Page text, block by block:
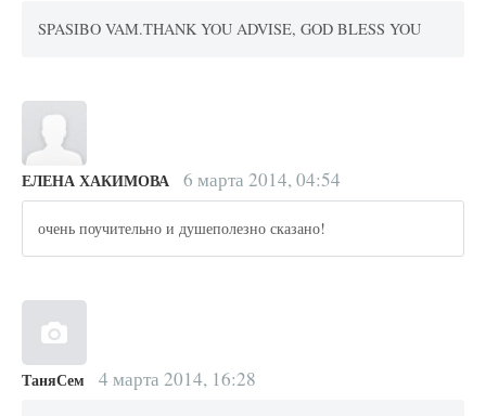
SPASIBO VAM.THANK YOU ADVISE, GOD BLESS YOU
ЕЛЕНА ХАКИМОВА 6 марта 2014, 04:54
очень поучительно и душеполезно сказано!
ТаняСем 4 марта 2014, 16:28